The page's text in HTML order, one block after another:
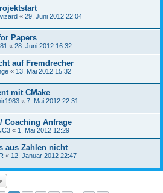
« 29. Juni 2012 22:04
Papers
« 28. Juni 2012 16:32
auf Fremdrecher
« 13. Mai 2012 15:32
mit CMake
« 7. Mai 2012 22:31
Coaching Anfrage
« 1. Mai 2012 12:29
aus Zahlen nicht
« 12. Januar 2012 22:47